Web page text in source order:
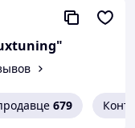
679